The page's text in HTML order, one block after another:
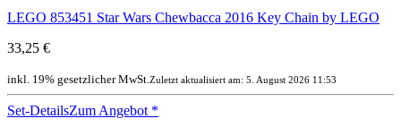
LEGO 853451 Star Wars Chewbacca 2016 Key Chain by LEGO
33,25 €
inkl. 19% gesetzlicher MwSt.Zuletzt aktualisiert am: 5. August 2026 11:53
Set-DetailsZum Angebot *